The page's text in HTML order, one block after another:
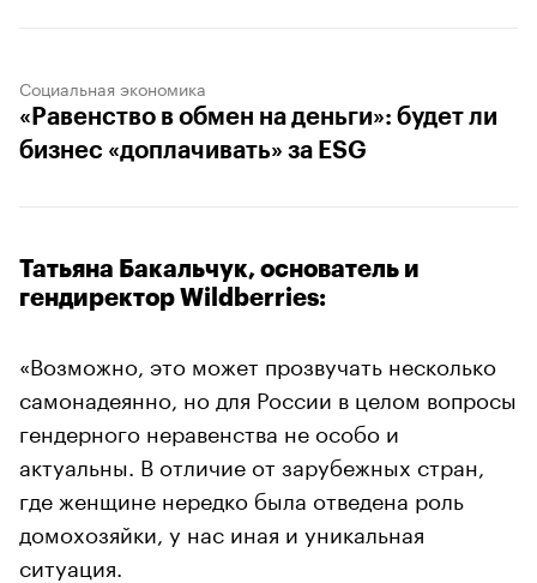
Социальная экономика
«Равенство в обмен на деньги»: будет ли
бизнес «доплачивать» за ESG
Татьяна Бакальчук, основатель и
гендиректор Wildberries:
«Возможно, это может прозвучать несколько
самонадеянно, но для России в целом вопросы
гендерного неравенства не особо и
актуальны. В отличие от зарубежных стран,
где женщине нередко была отведена роль
домохозяйки, у нас иная и уникальная
ситуация.